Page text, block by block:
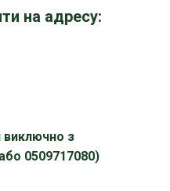
на адресу:
виключно з
0509717080)